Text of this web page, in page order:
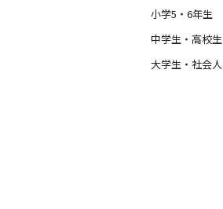
小学5・6年生
中学生・高校生
大学生・社会人